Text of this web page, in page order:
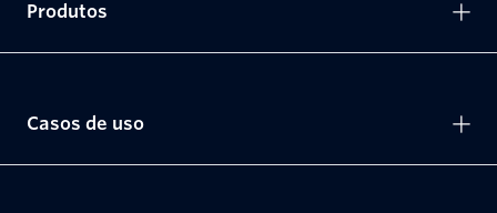
Produtos
Casos de uso